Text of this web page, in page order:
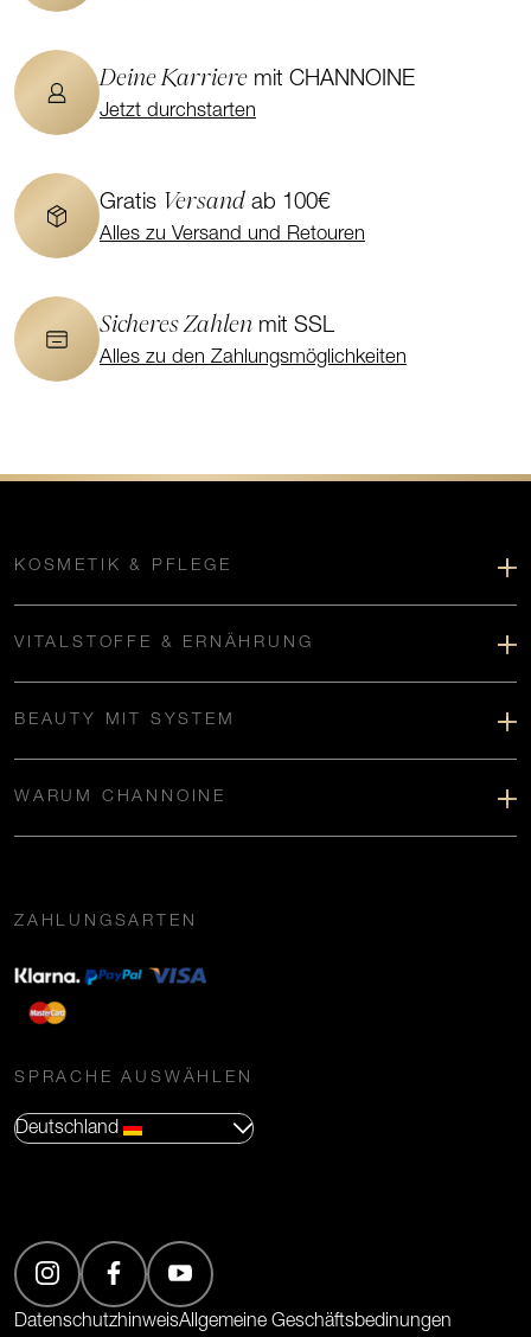
Deine Karriere mit CHANNOINE
Jetzt durchstarten
Gratis Versand ab 100€
Alles zu Versand und Retouren
Sicheres Zahlen mit SSL
Alles zu den Zahlungsmöglichkeiten
KOSMETIK & PFLEGE
VITALSTOFFE & ERNÄHRUNG
BEAUTY MIT SYSTEM
WARUM CHANNOINE
ZAHLUNGSARTEN
SPRACHE AUSWÄHLEN
Deutschland
DatenschutzhinweisAllgemeine Geschäftsbedinungen
(Öffnet in neuem Tab)
(Öffnet in neuem Tab)
(Öffnet in neuem Tab)